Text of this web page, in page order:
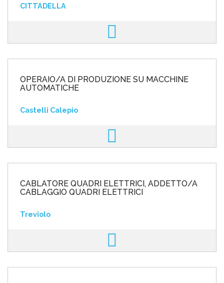
CITTADELLA
OPERAIO/A DI PRODUZIONE SU MACCHINE
AUTOMATICHE
Castelli Calepio
CABLATORE QUADRI ELETTRICI, ADDETTO/A
CABLAGGIO QUADRI ELETTRICI
Treviolo